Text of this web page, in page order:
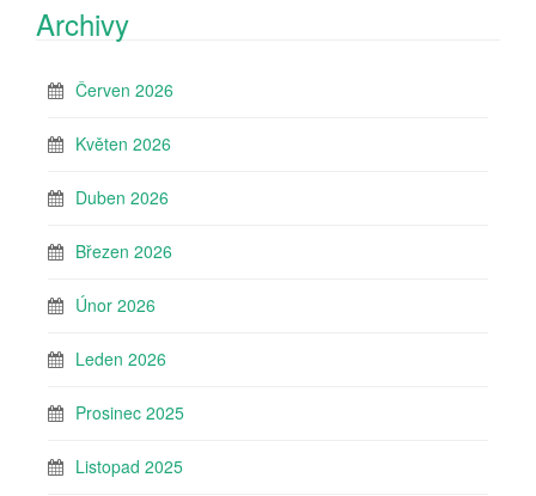
Archivy
Červen 2026
Květen 2026
Duben 2026
Březen 2026
Únor 2026
Leden 2026
Prosinec 2025
Listopad 2025